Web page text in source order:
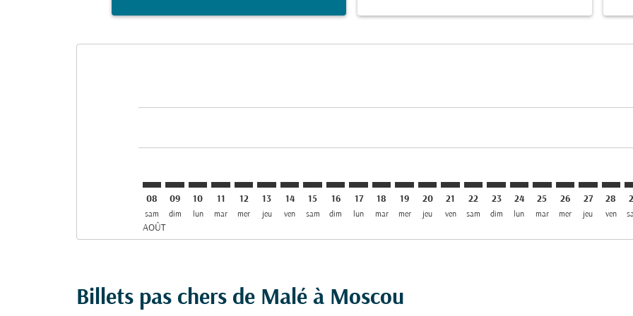
08
sam
AOÛT
09
dim
10
lun
11
mar
12
mer
13
jeu
14
ven
15
sam
16
dim
17
lun
18
mar
MLE–SVO: cmp-view-offers-disclaimer.
19
mer
MLE–SVO: cmp-view-offers-disclaimer.
20
jeu
MLE–SVO: cmp-view-offers-
21
ven
MLE–SVO: cmp-view-offers-
22
sam
MLE–SVO: cmp-view-
23
dim
MLE–SVO: cmp-view-
24
lun
MLE–SVO: cmp-
25
mar
MLE–SVO:
26
mer
27
jeu
28
ven
Billets pas chers de Malé à Moscou